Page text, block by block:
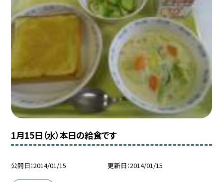
1月15日（水）本日の給食です
公開日 2014/01/15 更新日 2014/01/15